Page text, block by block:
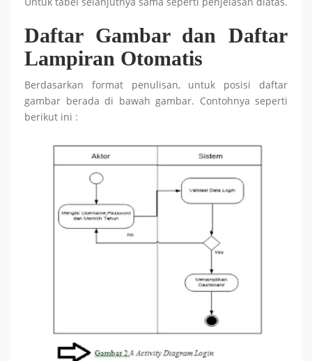
Daftar Gambar dan Daftar
Lampiran Otomatis
Berdasarkan format penulisan, untuk posisi daftar
gambar berada di bawah gambar. Contohnya seperti
berikut ini :